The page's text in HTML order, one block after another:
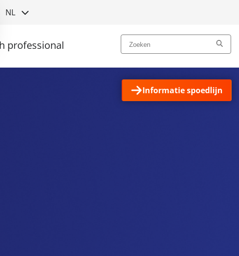
professional
NL
Informatie spoedlijn